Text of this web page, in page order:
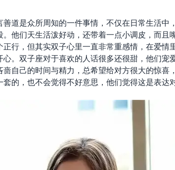
是众所周知的一件事情，不仅在日常生活中
。他们天生活泼好动，还带着一点小调皮，而且
正行，但其实双子心里一直非常重感情，在爱情
心。双子座对于喜欢的人话很多还很甜，他们宠
啬自己的时间与精力，总希望给对方很大的惊喜
的，也不会觉得不好意思，他们觉得这是表达